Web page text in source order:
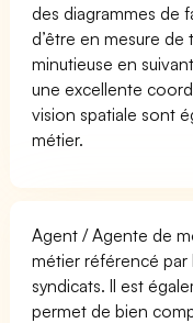
des diagrammes de
d’être en mesure
minutieuse en
une excellente
vision spatiale sont
métier.
Agent / Agente de
métier référencé
syndicats. Il est
permet de bien